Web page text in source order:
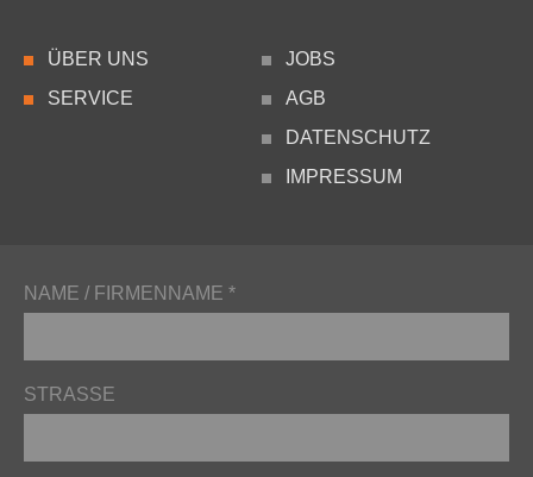
ÜBER UNS
SERVICE
JOBS
AGB
DATENSCHUTZ
IMPRESSUM
NAME / FIRMENNAME *
STRASSE